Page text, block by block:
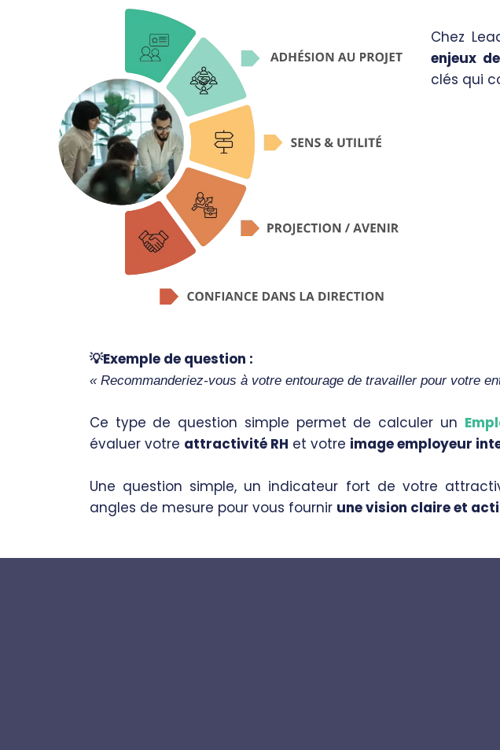
Chez
enjeux
clés qui
💡Exemple de question :
« Recommanderiez-vous à votre entourage de travailler pour votre
Ce type de question simple permet de calculer un
évaluer votre attractivité RH et votre image employeur
Une question simple, un indicateur fort de votre
angles de mesure pour vous fournir une vision claire et